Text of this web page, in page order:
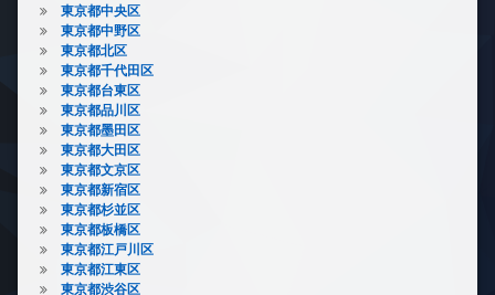
東京都中央区
東京都中野区
東京都北区
東京都千代田区
東京都台東区
東京都品川区
東京都墨田区
東京都大田区
東京都文京区
東京都新宿区
東京都杉並区
東京都板橋区
東京都江戸川区
東京都江東区
東京都渋谷区